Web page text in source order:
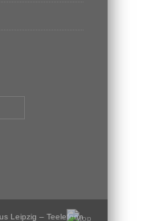
Leipzig – Teelefoon